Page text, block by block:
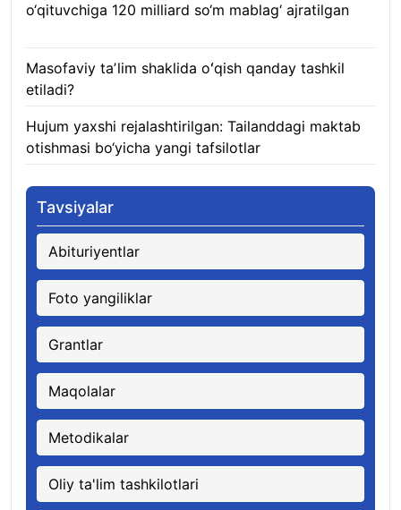
o‘qituvchiga 120 milliard so‘m mablag‘ ajratilgan
Masofaviy taʼlim shaklida oʻqish qanday tashkil
etiladi?
Hujum yaxshi rejalashtirilgan: Tailanddagi maktab
otishmasi bo‘yicha yangi tafsilotlar
Tavsiyalar
Abituriyentlar
Foto yangiliklar
Grantlar
Maqolalar
Metodikalar
Oliy ta'lim tashkilotlari